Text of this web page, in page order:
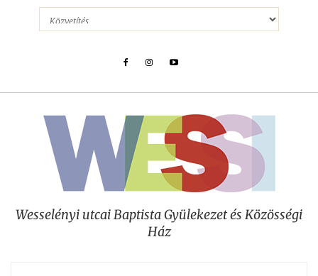
Wesselényi utcai Baptista Gyülekezet és Közösségi
Ház